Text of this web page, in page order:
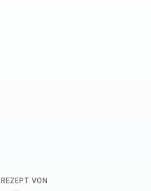
REZEPT VON